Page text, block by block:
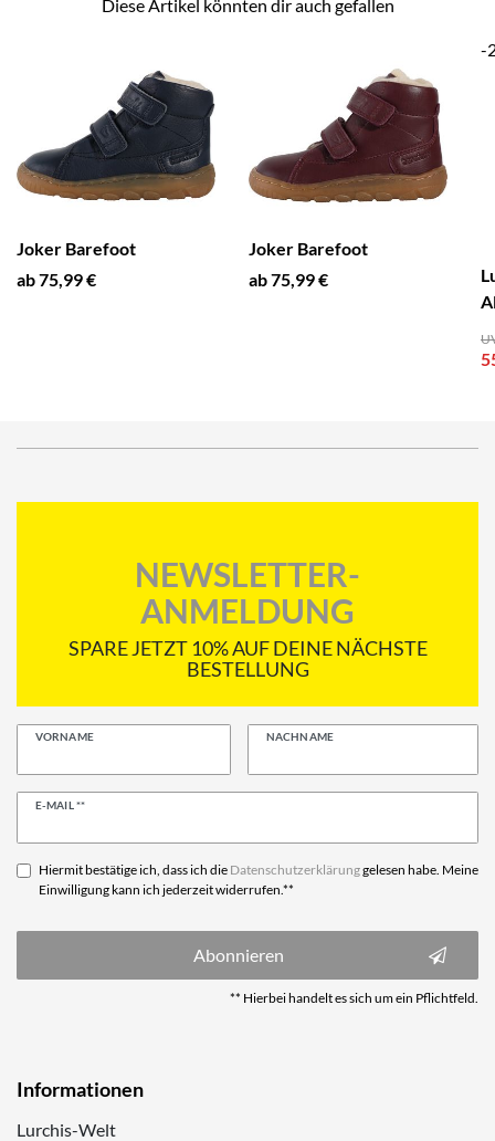
Diese Artikel könnten dir auch gefallen
Joker Barefoot
ab 75,99 €
Joker Barefoot
ab 75,99 €
-
NEWSLETTER-
ANMELDUNG
SPARE JETZT 10% AUF DEINE NÄCHSTE
BESTELLUNG
VORNAME NACHNAME
E-MAIL **
Newsletter
Hiermit bestätige ich, dass ich die Daten­schutz­erklärunggelesen habe. Meine
Einwilligung kann ich jederzeit widerrufen.**
Abonnieren
** Hierbei handelt es sich um ein Pflichtfeld.
Informationen
Lurchis-Welt